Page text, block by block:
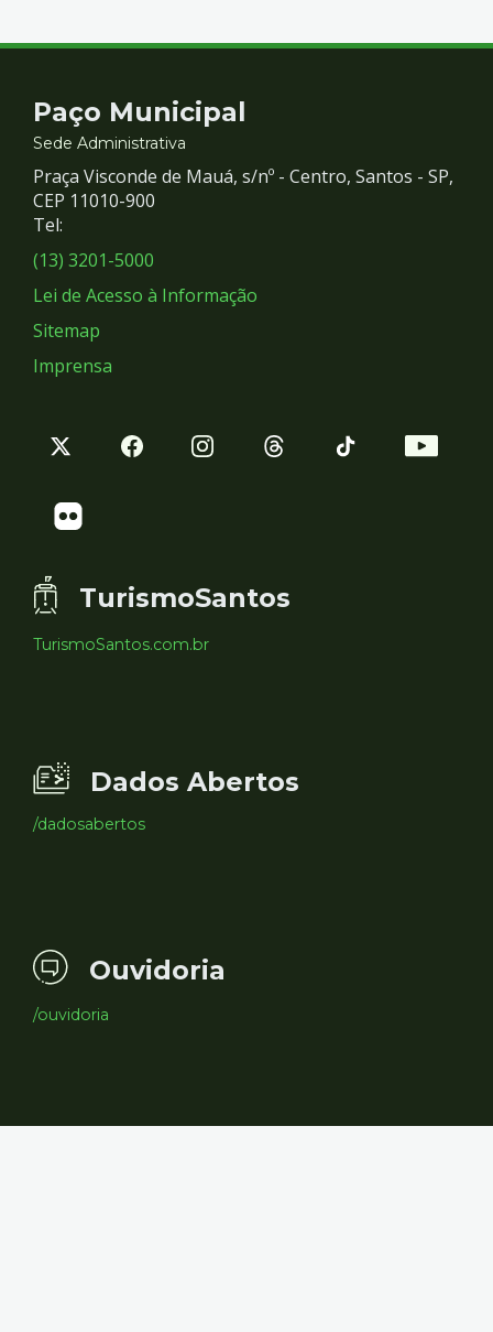
Contato
e
Redes
Sociais
Paço Municipal
Sede Administrativa
Praça Visconde de Mauá, s/nº - Centro, Santos - SP,
CEP 11010-900
Tel:
(13) 3201-5000
Lei de Acesso à Informação
Sitemap
Imprensa
TurismoSantos
TurismoSantos.com.br
Dados Abertos
/dadosabertos
Ouvidoria
/ouvidoria